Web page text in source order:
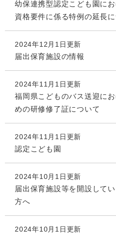
幼保連携型認定こども園に
資格要件に係る特例の延長
2024年12月1日更新
届出保育施設の情報
2024年11月1日更新
福岡県こどものバス送迎に
めの研修修了証について
2024年11月1日更新
認定こども園
2024年10月1日更新
届出保育施設等を開設して
方へ
2024年10月1日更新